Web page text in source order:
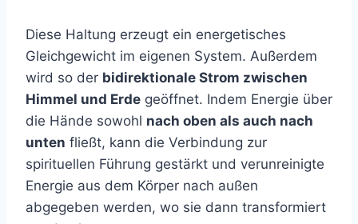
Diese Haltung erzeugt ein energetisches
Gleichgewicht im eigenen System. Außerdem
wird so der bidirektionale Strom zwischen
Himmel und Erde geöffnet. Indem Energie über
die Hände sowohl nach oben als auch nach
unten fließt, kann die Verbindung zur
spirituellen Führung gestärkt und verunreinigte
Energie aus dem Körper nach außen
abgegeben werden, wo sie dann transformiert